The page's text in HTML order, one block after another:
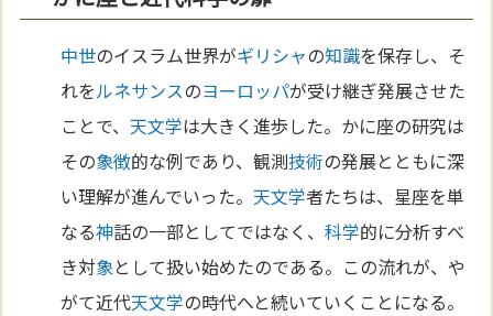
中世のイスラム世界がギリシャの知識を保存し、そ
れをルネサンスのヨーロッパが受け継ぎ発展させた
ことで、天文学は大きく進歩した。かに座の研究は
その象徴的な例であり、観測技術の発展とともに深
い理解が進んでいった。天文学者たちは、星座を単
なる神話の一部としてではなく、科学的に分析すべ
き対象として扱い始めたのである。この流れが、や
がて近代天文学の時代へと続いていくことになる。